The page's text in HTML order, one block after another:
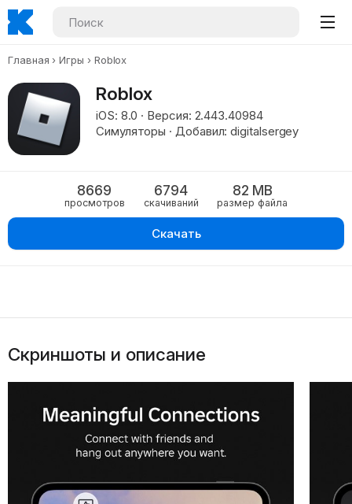
Главная Игры Roblox
Roblox
iOS: 8.0 · Версия: 2.443.40984
Симуляторы · Добавил: digitalsergey
8669
просмотров
6794
скачиваний
82 MB
размер файла
Скачать
Скриншоты и описание